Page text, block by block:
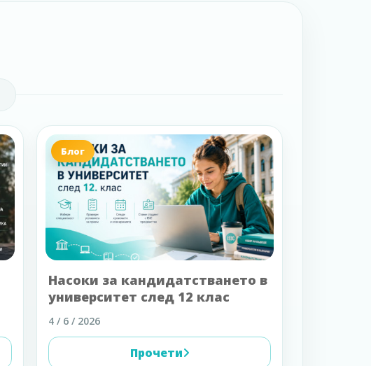
Блог
Насоки за кандидатстването в
университет след 12 клас
4 / 6 / 2026
Прочети